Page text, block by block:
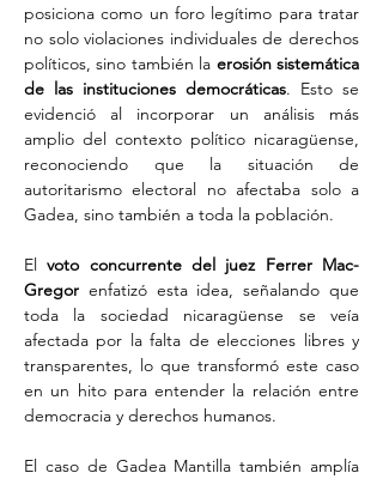
posiciona como un foro legítimo para tratar
no solo violaciones individuales de derechos
políticos, sino también la erosión sistemática
de las instituciones democráticas. Esto se
evidenció al incorporar un análisis más
amplio del contexto político nicaragüense,
reconociendo que la situación de
autoritarismo electoral no afectaba solo a
Gadea, sino también a toda la población.
El voto concurrente del juez Ferrer Mac-
Gregor enfatizó esta idea, señalando que
toda la sociedad nicaragüense se veía
afectada por la falta de elecciones libres y
transparentes, lo que transformó este caso
en un hito para entender la relación entre
democracia y derechos humanos.
El caso de Gadea Mantilla también amplía